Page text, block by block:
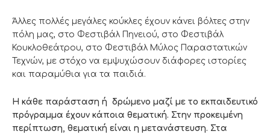
Άλλες πολλές μεγάλες κούκλες έχουν κάνει βόλτες στην
πόλη μας, στο Φεστιβάλ Πηνειού, στο Φεστιβάλ
Κουκλοθεάτρου, στο Φεστιβάλ Μύλος Παραστατικών
Τεχνών, με στόχο να εμψυχώσουν διάφορες ιστορίες
και παραμύθια για τα παιδιά.
Η κάθε παράσταση ή δρώμενο μαζί με το εκπαιδευτικό
πρόγραμμα έχουν κάποια θεματική. Στην προκειμένη
περίπτωση, θεματική είναι η μετανάστευση. Στα